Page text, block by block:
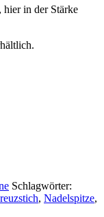
in der Stärke
Schlagwörter:
, Nadelspitze,